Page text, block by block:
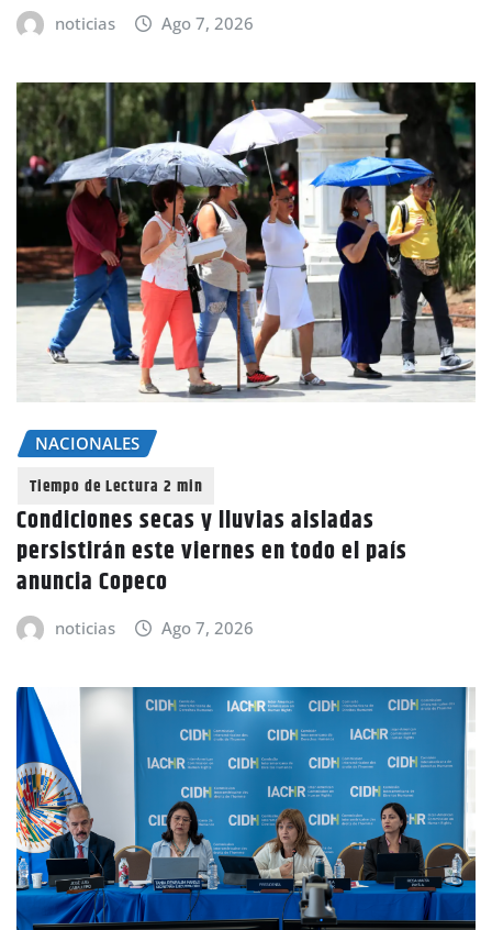
noticias Ago 7, 2026
NACIONALES
Condiciones secas y lluvias aisladas
persistirán este viernes en todo el país
anuncia Copeco
noticias Ago 7, 2026